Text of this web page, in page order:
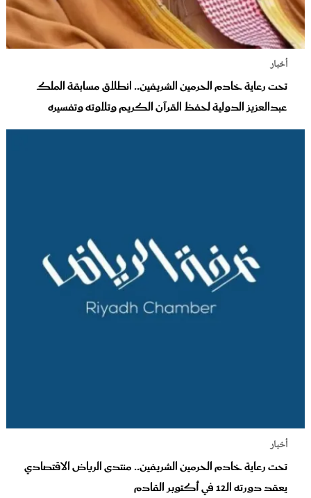
أخبار
تحت رعاية خادم الحرمين الشريفين.. انطلاق مسابقة الملك
عبدالعزيز الدولية لحفظ القرآن الكريم وتلاوته وتفسيره
أخبار
تحت رعاية خادم الحرمين الشريفين.. منتدى الرياض الاقتصادي
يعقد دورته الـ12 في أكتوبر القادم